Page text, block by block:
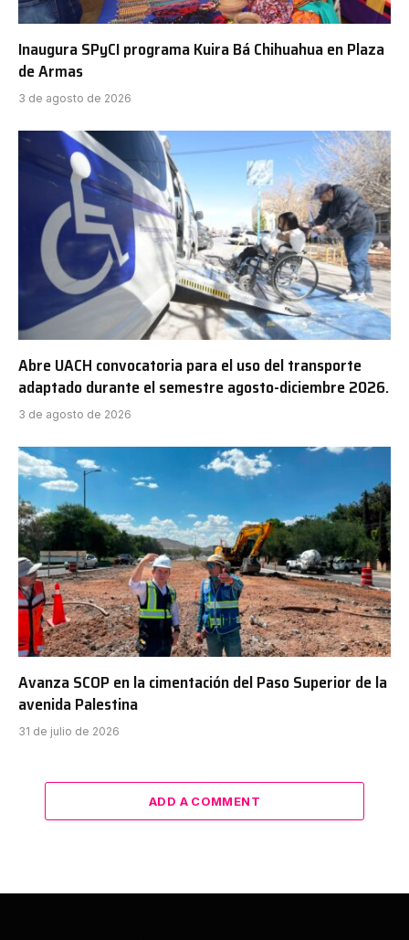
Inaugura SPyCI programa Kuira Bá Chihuahua en Plaza
de Armas
3 de agosto de 2026
Abre UACH convocatoria para el uso del transporte
adaptado durante el semestre agosto-diciembre 2026.
3 de agosto de 2026
Avanza SCOP en la cimentación del Paso Superior de la
avenida Palestina
31 de julio de 2026
ADD A COMMENT